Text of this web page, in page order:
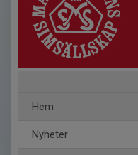
Hem
Nyheter